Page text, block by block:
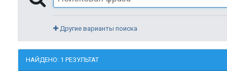
Другие варианты поиска
НАЙДЕНО: 1 РЕЗУЛЬТАТ